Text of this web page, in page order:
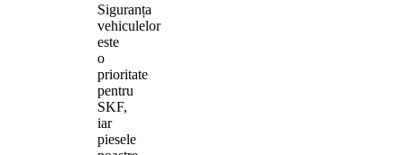
Siguranța
vehiculelor
este
o
prioritate
pentru
SKF,
iar
piesele